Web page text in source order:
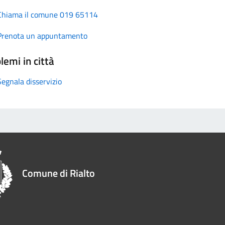
il comune 019 65114
un appuntamento
in città
disservizio
Comune di Rialto